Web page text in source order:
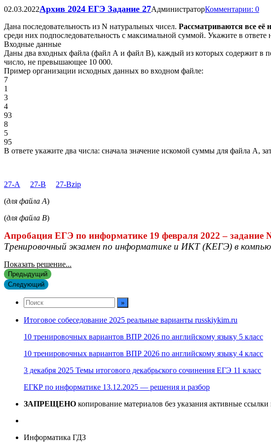
02.03.2022Архив 2024 ЕГЭ Задание 27АдминистраторКомментарии: 0
Дана последовательность из N натуральных чисел. Рассматриваются все её
среди них подпоследовательность с максимальной суммой. Укажите в
Входные данные
Даны два входных файла (файл А и файл В), каждый из которых содержит в
число, не превышающее 10 000.
Пример организации исходных данных во входном файле:
7
1
3
4
93
8
5
95
В ответе укажите два числа: сначала значение искомой суммы для файла А,
27-A 27-B
27-Bzip
(для файла A)
(для файла B)
Апробация ЕГЭ по информатике 19 февраля 2022 – задание
Тренировочный экзамен по информатике и ИКТ (КЕГЭ) в
Показать решение...
Предыдущий
Следующий
Итоговое собеседование 2025 реальные варианты russkiykim.ru
10 тренировочных вариантов ВПР 2026 по английскому языку 5 класс
10 тренировочных вариантов ВПР 2026 по английскому языку 4 класс
3 декабря 2025 Темы итогового декабрьского сочинения ЕГЭ 11 класс
ЕГКР по информатике 13.12.2025 — решения и разбор
ЗАПРЕЩЕНО копирование материалов без указания активные
Информатика ГДЗ